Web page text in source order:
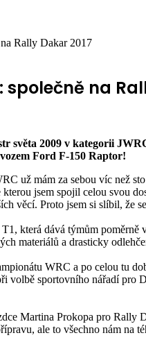
Rally Dakar 2017
na
světa 2009 v kategorii
Ford F-150 Raptor!
už mám za sebou víc než
jsem spojil celou svou
věcí. Proto jsem si slíbil,
která dává týmům
materiálů a drasticky
WRC a po celou tu
volbě sportovního nářadí
Martina Prokopa pro Rally
ale to všechno nám na